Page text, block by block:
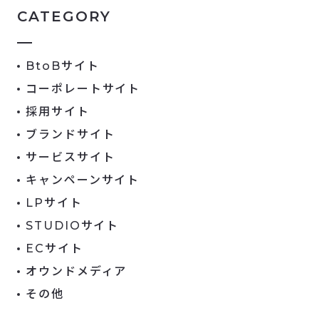
CATEGORY
BtoBサイト
コーポレートサイト
採用サイト
ブランドサイト
サービスサイト
キャンペーンサイト
LPサイト
STUDIOサイト
ECサイト
オウンドメディア
その他